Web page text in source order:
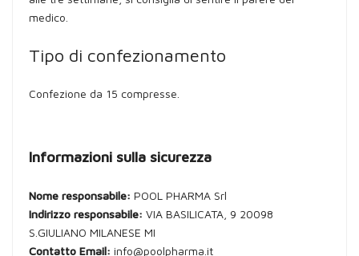
medico.
Tipo di confezionamento
Confezione da 15 compresse.
Informazioni sulla sicurezza
Nome responsabile: POOL PHARMA Srl
Indirizzo responsabile: VIA BASILICATA, 9 20098
S.GIULIANO MILANESE MI
Contatto Email: info@poolpharma.it